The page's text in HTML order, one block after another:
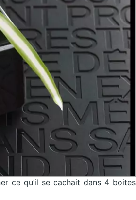
ce qu’il se cachait dans 4 boites